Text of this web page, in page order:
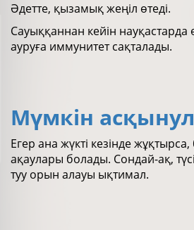
Әдетте, қызамық жеңіл өтеді.
Сауыққаннан кейін
ауруға иммунитет сақталады.
Мүмкін
Егер ана жүкті кезінде жұқтырса,
ақаулары болады. Сондай-ақ,
туу орын алауы ықтимал.